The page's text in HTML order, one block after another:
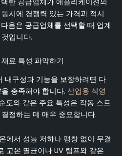
시에 경쟁력 있는 가격과 적시
음은 공급업체를 선택할 때 업계
입니다.
료 특성 파악하기
내구성과 기능을 보장하려면 다
충족해야 합니다. 산업용 석영
도와 같은 주요 특성은 작동 스트
정하는 데 매우 중요합니다.
에서 성능 저하나 팽창 없이 무결
고온 멸균이나 UV 램프와 같은